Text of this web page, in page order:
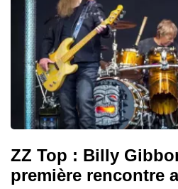
ZZ Top : Billy
première rencontre